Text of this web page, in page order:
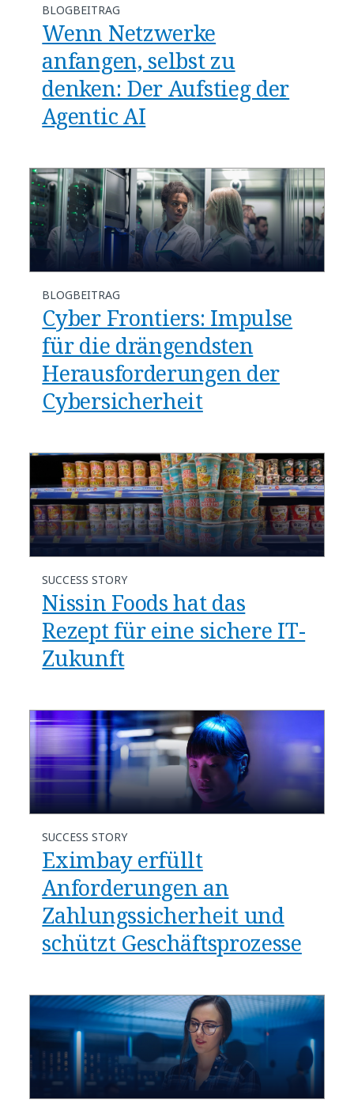
BLOGBEITRAG
Wenn Netzwerke
anfangen, selbst zu
denken: Der Aufstieg der
Agentic AI
BLOGBEITRAG
Cyber Frontiers: Impulse
für die drängendsten
Herausforderungen der
Cybersicherheit
SUCCESS STORY
Nissin Foods hat das
Rezept für eine sichere IT-
Zukunft
SUCCESS STORY
Eximbay erfüllt
Anforderungen an
Zahlungssicherheit und
schützt Geschäftsprozesse